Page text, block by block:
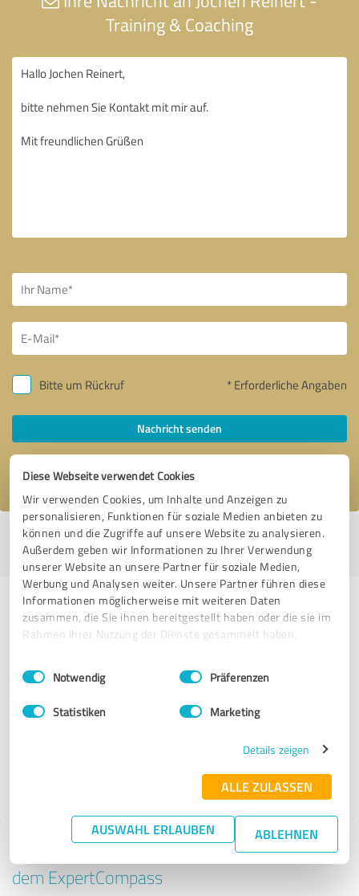
Diese Webseite verwendet Cookies
Wir verwenden Cookies, um Inhalte und Anzeigen zu
personalisieren, Funktionen für soziale Medien anbieten zu
können und die Zugriffe auf unsere Website zu analysieren.
Außerdem geben wir Informationen zu Ihrer Verwendung
unserer Website an unsere Partner für soziale Medien,
Werbung und Analysen weiter. Unsere Partner führen diese
Informationen möglicherweise mit weiteren Daten
zusammen, die Sie ihnen bereitgestellt haben oder die sie im
Rahmen Ihrer Nutzung der Dienste gesammelt haben.
Impressum Datenschutzbestimmungen
Einwilligungsauswahl
Notwendig Präferenzen
Statistiken Marketing
Details zeigen
ALLE ZULASSEN
AUSWAHL ERLAUBEN ABLEHNEN
Training & Coaching
Bitte um Rückruf * Erforderliche Angaben
Nachricht senden
Ich stimme den Datenschutzbestimmungen
Profil aktiv seit 31.12.2018 |Letzte Aktualisierung: 31.07.2026|Profil
melden
Erfahrungen zu weiteren
Anbietern aus dem Bereich
Tipp: Die passenden Experten finden - mit
dem ExpertCompass